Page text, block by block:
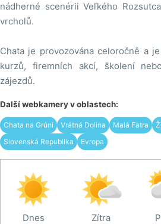
nádherné scenérii Veľkého
vrcholů.
Chata je provozována celoročně a
kurzů, firemních akcí, školení
zájezdů.
Další webkamery v oblastech:
Chata na Grúni Vrátná Dolina Malá Fatra
Slovenská Republika
Evropa
Dnes Zítra